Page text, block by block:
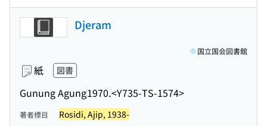
Djeram
紙 図書
Gunung Agung1970.<Y735-TS-1574>
国立国会図書館
著者標目 Rosidi, Ajip, 1938-